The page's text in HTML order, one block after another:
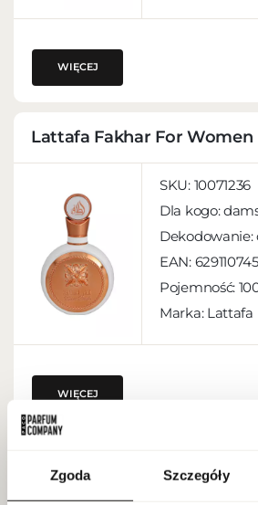
Zgoda Szczegóły
WIĘCEJ
Lattafa Fakhar For Women
SKU: 10071236
Dla kogo:
Dekodowanie:
EAN:
Pojemność:
Marka: Lattafa
WIĘCEJ
Armani Emporio She Edp